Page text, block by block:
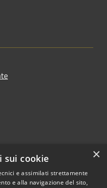
×
sui cookie
e assimilati strettamente
e alla navigazione del sito,